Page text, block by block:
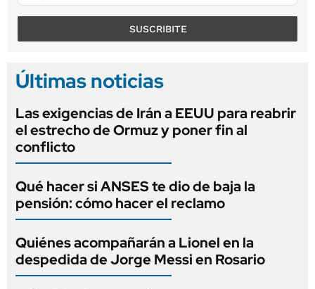
SUSCRIBITE
Últimas noticias
Las exigencias de Irán a EEUU para reabrir
el estrecho de Ormuz y poner fin al
conflicto
Qué hacer si ANSES te dio de baja la
pensión: cómo hacer el reclamo
Quiénes acompañarán a Lionel en la
despedida de Jorge Messi en Rosario